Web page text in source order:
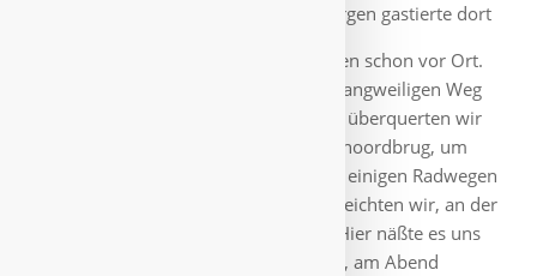
Aber am nächsten Morgen gastierte dort
Union Berlin und die ersten Fans waren schon vor Ort.
Die Eisernen halt 🙂. Denselben eher langweiligen Weg
wollten wir nicht zurücklaufen und so überquerten wir
die Nieuwe Maas über die Van Brienenoordbrug, um
wieder Richtung City zu kommen. Auf einigen Radwegen
und später an der Flußpromenade erreichten wir, an der
Erasmus-Universität vorbei, die City. Hier näßte es uns
nochmal ordentlich ein, aber nur kurz, am Abend